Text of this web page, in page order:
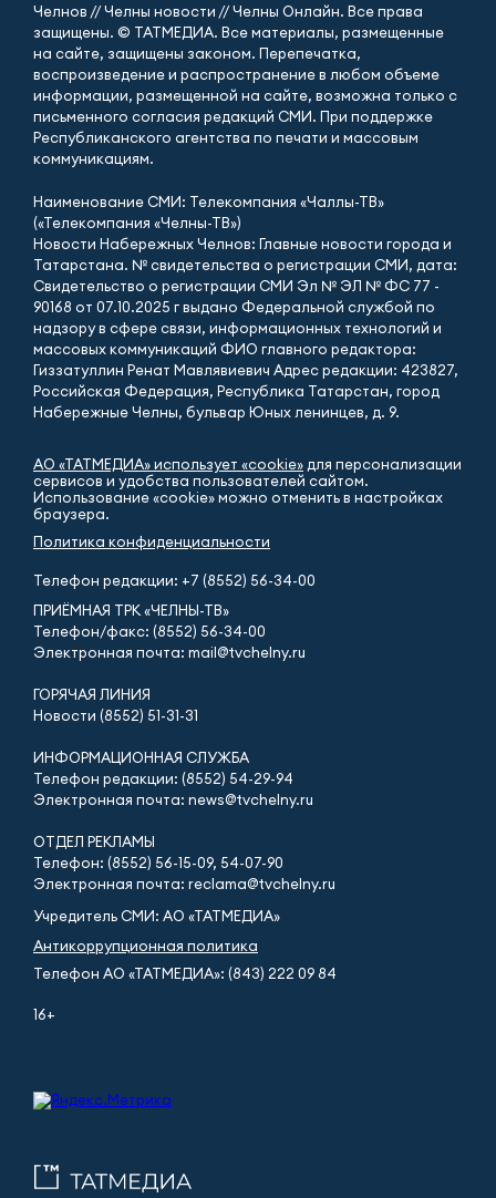
Челнов // Челны новости // Челны Онлайн. Все права
защищены. © ТАТМЕДИА. Все материалы, размещенные
на сайте, защищены законом. Перепечатка,
воспроизведение и распространение в любом объеме
информации, размещенной на сайте, возможна только с
письменного согласия редакций СМИ. При поддержке
Республиканского агентства по печати и массовым
коммуникациям.
Наименование СМИ: Телекомпания «Чаллы-ТВ»
(«Телекомпания «Челны-ТВ»)
Новости Набережных Челнов: Главные новости города и
Татарстана. № свидетельства о регистрации СМИ, дата:
Свидетельство о регистрации СМИ Эл № ЭЛ № ФС 77 -
90168 от 07.10.2025 г выдано Федеральной службой по
надзору в сфере связи, информационных технологий и
массовых коммуникаций ФИО главного редактора:
Гиззатуллин Ренат Мавлявиевич Адрес редакции: 423827,
Российская Федерация, Республика Татарстан, город
Набережные Челны, бульвар Юных ленинцев, д. 9.
АО «ТАТМЕДИА» использует «cookie» для персонализации
сервисов и удобства пользователей сайтом.
Использование «cookie» можно отменить в настройках
браузера.
Политика конфиденциальности
Телефон редакции: +7 (8552) 56-34-00
ПРИЁМНАЯ ТРК «ЧЕЛНЫ-ТВ»
Телефон/факс: (8552) 56-34-00
Электронная почта: mail@tvchelny.ru
ГОРЯЧАЯ ЛИНИЯ
Новости (8552) 51-31-31
ИНФОРМАЦИОННАЯ СЛУЖБА
Телефон редакции: (8552) 54-29-94
Электронная почта: news@tvchelny.ru
ОТДЕЛ РЕКЛАМЫ
Телефон: (8552) 56-15-09, 54-07-90
Электронная почта: reclama@tvchelny.ru
Учредитель СМИ: АО «ТАТМЕДИА»
Антикоррупционная политика
Телефон АО «ТАТМЕДИА»: (843) 222 09 84
16+